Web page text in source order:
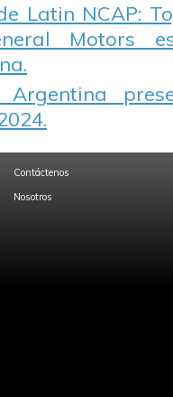
Latin NCAP:
Motors
Contáctenos
Nosotros